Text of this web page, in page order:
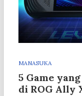
MANASUKA
5 Game
di ROG Ally